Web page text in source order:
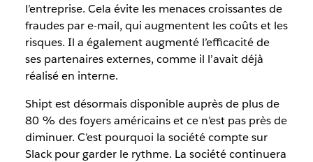
l’entreprise. Cela évite les menaces croissantes de
fraudes par e-mail, qui augmentent les coûts et les
risques. Il a également augmenté l’efficacité de
ses partenaires externes, comme il l’avait déjà
réalisé en interne.
Shipt est désormais disponible auprès de plus de
80 % des foyers américains et ce n’est pas près de
diminuer. C’est pourquoi la société compte sur
Slack pour garder le rythme. La société continuera